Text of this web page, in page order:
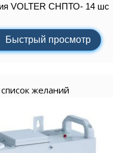
VOLTER СНПТО- 14 шс
Быстрый просмотр
желаний